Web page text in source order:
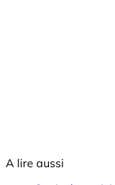
A lire aussi